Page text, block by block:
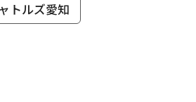
トルズ愛知